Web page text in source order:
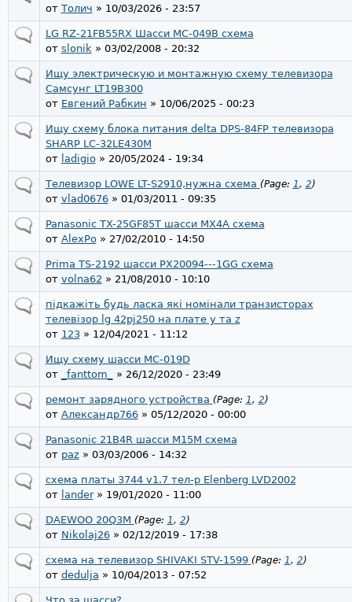
от Толич » 10/03/2026 - 23:57
LG RZ-21FB55RX Шасси MC-049B схема
от slonik» 03/02/2008 - 20:32
Ищу электрическую и монтажную схему телевизора
Самсунг LT19B300
от Евгений Рабкин » 10/06/2025 - 00:23
Ищу схему блока питания delta DPS-84FP телевизора
SHARP LC-32LE430M
от ladigio» 20/05/2024 - 19:34
Телевизор LOWE LT-S2910,нужна схема (Page: 1, 2)
от vlad0676» 01/03/2011 - 09:35
Panasonic TX-25GF85T шасси MX4A схема
от AlexPo» 27/02/2010 - 14:50
Prima TS-2192 шасси PX20094---1GG схема
от volna62 » 21/08/2010 - 10:10
підкажіть будь ласка які номінали транзисторах
телевізор lg 42pj250 на плате y та z
от 123» 12/04/2021 - 11:12
Ищу схему шасси MC-019D
от
_fanttom_ » 26/12/2020 - 23:49
ремонт зарядного устройства (Page: 1, 2)
от Александр766» 05/12/2020 - 00:00
Panasonic 21B4R шасси M15M схема
от paz» 03/03/2006 - 14:32
схема платы 3744 v1.7 тел-р Elenberg LVD2002
от lander» 19/01/2020 - 11:00
DAEWOO 20Q3M (Page: 1, 2)
от Nikolaj26» 02/12/2019 - 17:38
схема на телевизор SHIVAKI STV-1599 (Page: 1, 2)
от dedulja » 10/04/2013 - 07:52